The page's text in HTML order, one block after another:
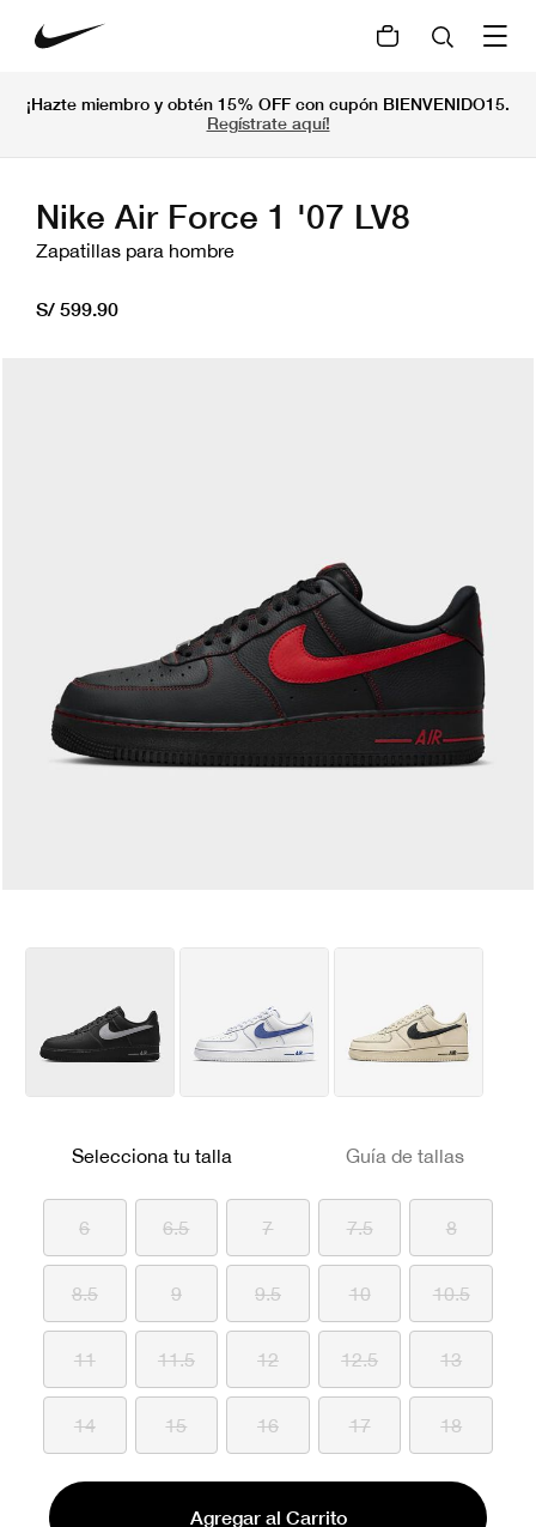
¡Hazte miembro y obtén 15% OFF con cupón BIENVENIDO15.
Regístrate aquí!
Nike Air Force 1 '07 LV8
Zapatillas para hombre
S/ 599.90
Selecciona tu talla Guía de tallas
6 6.5 7 7.5 8
8.5 9 9.5 10 10.5
11 11.5 12 12.5 13
14 15 16 17 18
Agregar al Carrito